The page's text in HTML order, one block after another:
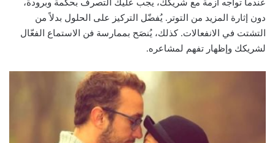
دون إثارة المزيد من التوتر. يُفضّل التركيز على الحلول بدلاً من
التشتت في الانفعالات. كذلك، يُنصَح بممارسة فن الاستماع الفعّال
لشريكك وإظهار تفهم لمشاعره.